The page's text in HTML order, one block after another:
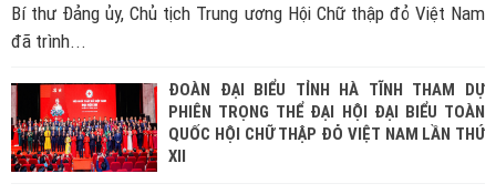
Bí thư Đảng ủy, Chủ tịch Trung ương Hội Chữ thập đỏ Việt Nam
đã trình...
ĐOÀN ĐẠI BIỂU TỈNH HÀ TĨNH THAM DỰ
PHIÊN TRỌNG THỂ ĐẠI HỘI ĐẠI BIỂU TOÀN
QUỐC HỘI CHỮ THẬP ĐỎ VIỆT NAM LẦN THỨ
XII